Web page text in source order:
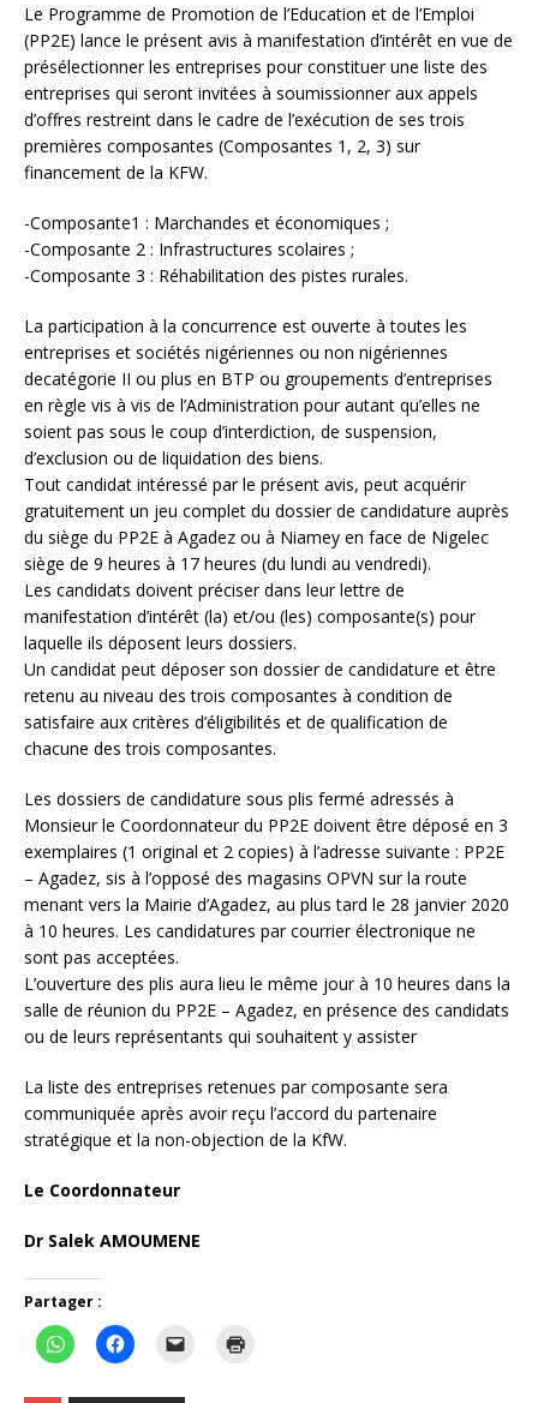
Le Programme de Promotion de l’Education et de l’Emploi
(PP2E) lance le présent avis à manifestation d’intérêt en vue de
présélectionner les entreprises pour constituer une liste des
entreprises qui seront invitées à soumissionner aux appels
d’offres restreint dans le cadre de l’exécution de ses trois
premières composantes (Composantes 1, 2, 3) sur
financement de la KFW.
-Composante1 : Marchandes et économiques ;
-Composante 2 : Infrastructures scolaires ;
-Composante 3 : Réhabilitation des pistes rurales.
La participation à la concurrence est ouverte à toutes les
entreprises et sociétés nigériennes ou non nigériennes
decatégorie II ou plus en BTP ou groupements d’entreprises
en règle vis à vis de l’Administration pour autant qu’elles ne
soient pas sous le coup d’interdiction, de suspension,
d’exclusion ou de liquidation des biens.
Tout candidat intéressé par le présent avis, peut acquérir
gratuitement un jeu complet du dossier de candidature auprès
du siège du PP2E à Agadez ou à Niamey en face de Nigelec
siège de 9 heures à 17 heures (du lundi au vendredi).
Les candidats doivent préciser dans leur lettre de
manifestation d’intérêt (la) et/ou (les) composante(s) pour
laquelle ils déposent leurs dossiers.
Un candidat peut déposer son dossier de candidature et être
retenu au niveau des trois composantes à condition de
satisfaire aux critères d’éligibilités et de qualification de
chacune des trois composantes.
Les dossiers de candidature sous plis fermé adressés à
Monsieur le Coordonnateur du PP2E doivent être déposé en 3
exemplaires (1 original et 2 copies) à l’adresse suivante : PP2E
– Agadez, sis à l’opposé des magasins OPVN sur la route
menant vers la Mairie d’Agadez, au plus tard le 28 janvier 2020
à 10 heures. Les candidatures par courrier électronique ne
sont pas acceptées.
L’ouverture des plis aura lieu le même jour à 10 heures dans la
salle de réunion du PP2E – Agadez, en présence des candidats
ou de leurs représentants qui souhaitent y assister
La liste des entreprises retenues par composante sera
communiquée après avoir reçu l’accord du partenaire
stratégique et la non-objection de la KfW.
Le Coordonnateur
Dr Salek AMOUMENE
Partager :